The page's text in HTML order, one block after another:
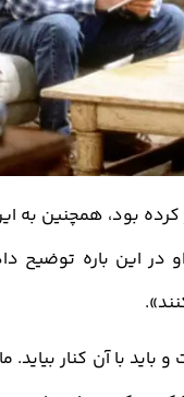
کار کرده بود،
در این باره توضیح
.«
با آن کنار بیاید.